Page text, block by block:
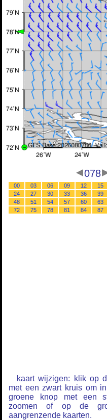
078
00 03 06 09 12 15
24
27 30 33 36 39
48
51 54 57 60 63
72
75 78 81 84 87
kaart wijzigen: klik op
met een zwart kruis om
groene knop met een
zoomen of op de
aangrenzende kaarten.